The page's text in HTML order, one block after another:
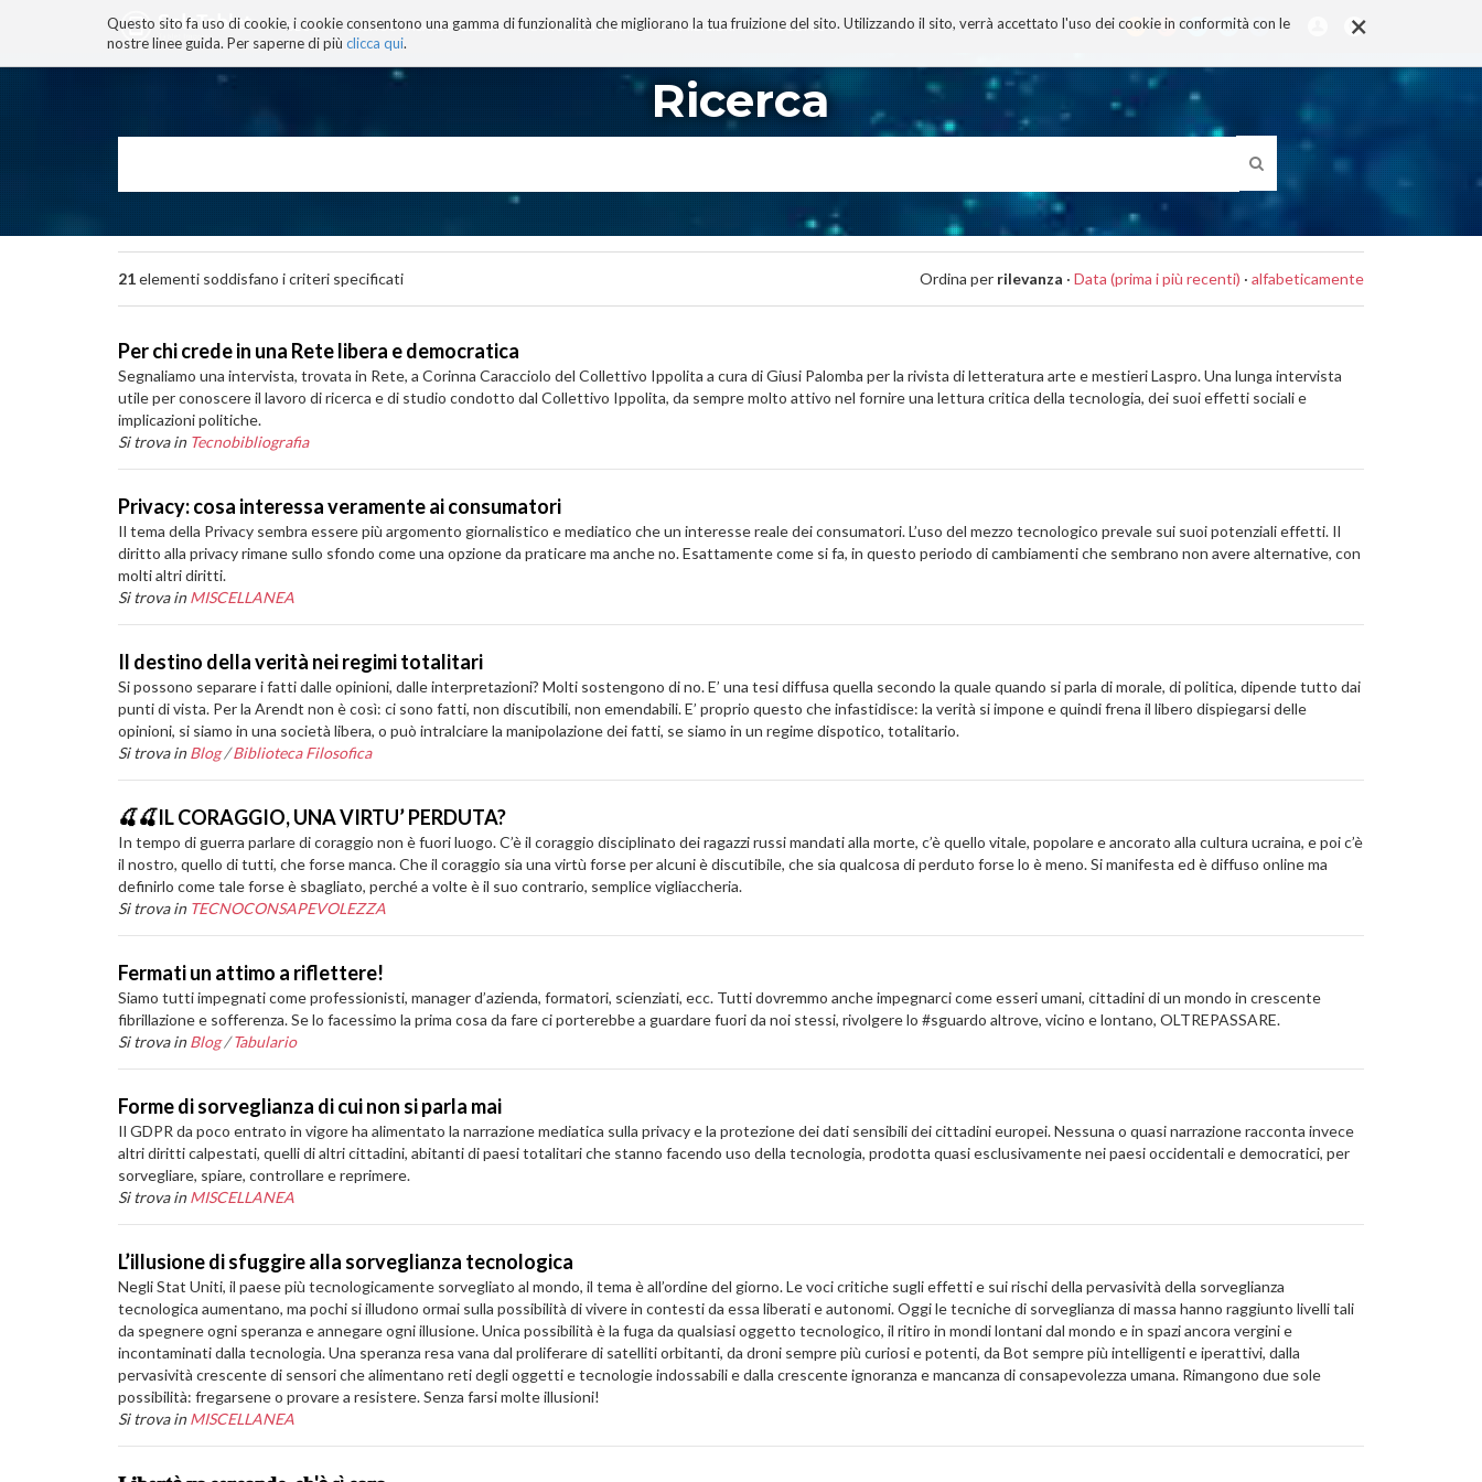
×
Questo sito fa uso di cookie, i cookie consentono una gamma di funzionalità che migliorano la tua fruizione del sito. Utilizzando il sito, verrà accettato l'uso dei cookie in conformità con le
nostre linee guida. Per saperne di più clicca qui.
BLOG TECNOCONSAPEVOLEZZA TECNOBIBLIOGRAFIA I MIEI LIBRI PROGETTO
navigazione
Ricerca
21elementi soddisfano i criteri specificati Ordina per rilevanza · Data (prima i più recenti) · alfabeticamente
Per chi crede in una Rete libera e democratica
Segnaliamo una intervista, trovata in Rete, a Corinna Caracciolo del Collettivo Ippolita a cura di Giusi Palomba per la rivista di letteratura arte e mestieri Laspro. Una lunga intervista
utile per conoscere il lavoro di ricerca e di studio condotto dal Collettivo Ippolita, da sempre molto attivo nel fornire una lettura critica della tecnologia, dei suoi effetti sociali e
implicazioni politiche.
Si trova in Tecnobibliografia
Privacy: cosa interessa veramente ai consumatori
Il tema della Privacy sembra essere più argomento giornalistico e mediatico che un interesse reale dei consumatori. L’uso del mezzo tecnologico prevale sui suoi potenziali effetti. Il
diritto alla privacy rimane sullo sfondo come una opzione da praticare ma anche no. Esattamente come si fa, in questo periodo di cambiamenti che sembrano non avere alternative, con
molti altri diritti.
Si trova in MISCELLANEA
Il destino della verità nei regimi totalitari
Si possono separare i fatti dalle opinioni, dalle interpretazioni? Molti sostengono di no. E’ una tesi diffusa quella secondo la quale quando si parla di morale, di politica, dipende tutto dai
punti di vista. Per la Arendt non è così: ci sono fatti, non discutibili, non emendabili. E’ proprio questo che infastidisce: la verità si impone e quindi frena il libero dispiegarsi delle
opinioni, si siamo in una società libera, o può intralciare la manipolazione dei fatti, se siamo in un regime dispotico, totalitario.
Si trova in Blog /Biblioteca Filosofica
🍒🍒IL CORAGGIO, UNA VIRTU’ PERDUTA?
In tempo di guerra parlare di coraggio non è fuori luogo. C’è il coraggio disciplinato dei ragazzi russi mandati alla morte, c’è quello vitale, popolare e ancorato alla cultura ucraina, e poi c’è
il nostro, quello di tutti, che forse manca. Che il coraggio sia una virtù forse per alcuni è discutibile, che sia qualcosa di perduto forse lo è meno. Si manifesta ed è diffuso online ma
definirlo come tale forse è sbagliato, perché a volte è il suo contrario, semplice vigliaccheria.
Si trova in TECNOCONSAPEVOLEZZA
Fermati un attimo a riflettere!
Siamo tutti impegnati come professionisti, manager d’azienda, formatori, scienziati, ecc. Tutti dovremmo anche impegnarci come esseri umani, cittadini di un mondo in crescente
fibrillazione e sofferenza. Se lo facessimo la prima cosa da fare ci porterebbe a guardare fuori da noi stessi, rivolgere lo #sguardo altrove, vicino e lontano, OLTREPASSARE.
Si trova in Blog /Tabulario
Forme di sorveglianza di cui non si parla mai
Il GDPR da poco entrato in vigore ha alimentato la narrazione mediatica sulla privacy e la protezione dei dati sensibili dei cittadini europei. Nessuna o quasi narrazione racconta invece
altri diritti calpestati, quelli di altri cittadini, abitanti di paesi totalitari che stanno facendo uso della tecnologia, prodotta quasi esclusivamente nei paesi occidentali e democratici, per
sorvegliare, spiare, controllare e reprimere.
Si trova in MISCELLANEA
L’illusione di sfuggire alla sorveglianza tecnologica
Negli Stat Uniti, il paese più tecnologicamente sorvegliato al mondo, il tema è all’ordine del giorno. Le voci critiche sugli effetti e sui rischi della pervasività della sorveglianza
tecnologica aumentano, ma pochi si illudono ormai sulla possibilità di vivere in contesti da essa liberati e autonomi. Oggi le tecniche di sorveglianza di massa hanno raggiunto livelli tali
da spegnere ogni speranza e annegare ogni illusione. Unica possibilità è la fuga da qualsiasi oggetto tecnologico, il ritiro in mondi lontani dal mondo e in spazi ancora vergini e
incontaminati dalla tecnologia. Una speranza resa vana dal proliferare di satelliti orbitanti, da droni sempre più curiosi e potenti, da Bot sempre più intelligenti e iperattivi, dalla
pervasività crescente di sensori che alimentano reti degli oggetti e tecnologie indossabili e dalla crescente ignoranza e mancanza di consapevolezza umana. Rimangono due sole
possibilità: fregarsene o provare a resistere. Senza farsi molte illusioni!
Si trova in MISCELLANEA